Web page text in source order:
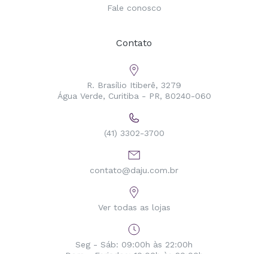
Fale conosco
Contato
R. Brasílio Itiberê, 3279
Água Verde, Curitiba - PR, 80240-060
(41) 3302-3700
contato@daju.com.br
Ver todas as lojas
Seg - Sáb: 09:00h às 22:00h